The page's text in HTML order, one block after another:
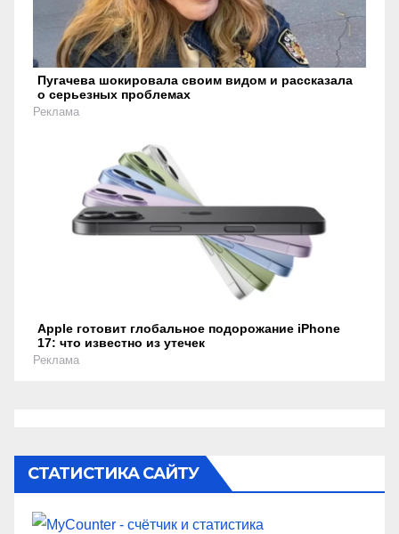
Пугачева шокировала своим видом и рассказала
о серьезных проблемах
Реклама
Apple готовит глобальное подорожание iPhone
17: что известно из утечек
Реклама
СТАТИСТИКА САЙТУ